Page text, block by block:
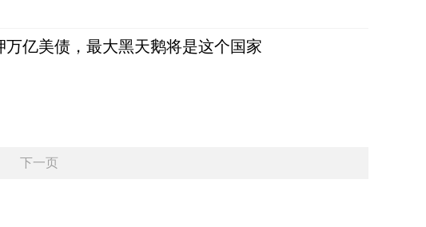
万亿美债，最大黑天鹅将是这个国家
下一页